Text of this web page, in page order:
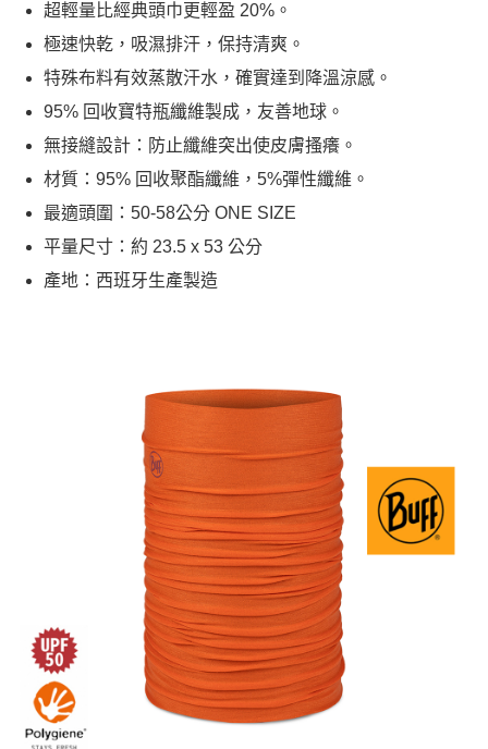
超輕量比經典頭巾更輕盈 20%。
極速快乾，吸濕排汗，保持清爽。
特殊布料有效蒸散汗水，確實達到降溫涼感。
95% 回收寶特瓶纖維製成，友善地球。
無接縫設計：防止纖維突出使皮膚搔癢。
材質：95% 回收聚酯纖維，5%彈性纖維。
最適頭圍：50-58公分 ONE SIZE
平量尺寸：約 23.5 x 53 公分
產地：西班牙生產製造